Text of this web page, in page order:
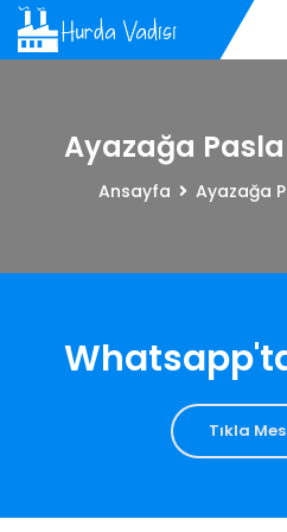
Ayazağa
Ansayfa Ayazağa
Tıkla